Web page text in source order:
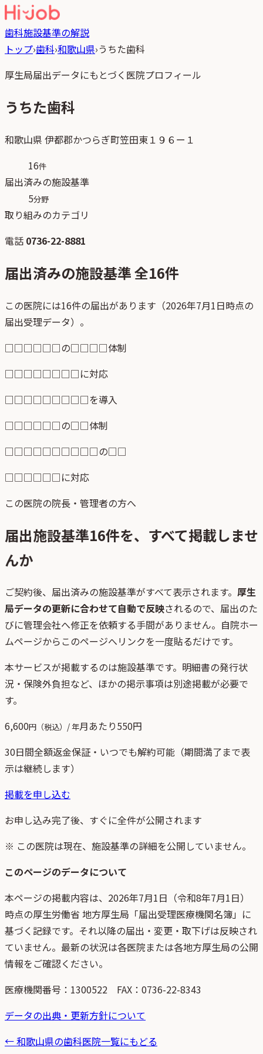
歯科施設基準の解説
トップ›歯科›和歌山県›うちた歯科
厚生局届出データにもとづく医院プロフィール
うちた歯科
和歌山県 伊都郡かつらぎ町笠田東１９６ー１
16件
届出済みの施設基準
5分野
取り組みのカテゴリ
電話 0736-22-8881
届出済みの施設基準 全16件
この医院には16件の届出があります（2026年7月1日時点の
届出受理データ）。
□□□□□□の□□□□体制
□□□□□□□□に対応
□□□□□□□□□を導入
□□□□□□の□□体制
□□□□□□□□□□の□□
□□□□□□に対応
この医院の院長・管理者の方へ
届出施設基準16件を、すべて掲載しませ
んか
ご契約後、 届出済みの施設基準がすべて表示されます。 厚生
局データの更新に合わせて自動で反映されるので、届出のた
びに管理会社へ修正を依頼する手間がありません。自院ホー
ムページからこのページへリンクを一度貼るだけです。
本サービスが掲載するのは施設基準です。明細書の発行状
況・保険外負担など、ほかの掲示事項は別途掲載が必要で
す。
6,600円（税込）/ 年月あたり550円
30日間全額返金保証・いつでも解約可能（期間満了まで表
示は継続します）
掲載を申し込む
お申し込み完了後、すぐに全件が公開されます
※ この医院は現在、施設基準の詳細を公開していません。
このページのデータについて
本ページの掲載内容は、 2026年7月1日 （令和8年7月1日）
時点の厚生労働省 地方厚生局「届出受理医療機関名簿」 に
基づく記録です。それ以降の届出・変更・取下げは反映され
ていません。最新の状況は各医院または各地方厚生局の公開
情報をご確認ください。
医療機関番号： 1300522 FAX：0736-22-8343
データの出典・更新方針について
←和歌山県の歯科医院一覧にもどる